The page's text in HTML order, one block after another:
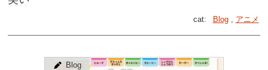
cat: Blog, アニメ
Blog